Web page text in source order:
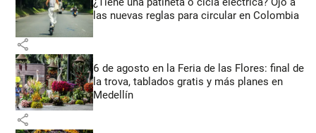
las nuevas reglas para circular en Colombia
share
6 de agosto en la Feria de las Flores: final de
la trova, tablados gratis y más planes en
Medellín
share